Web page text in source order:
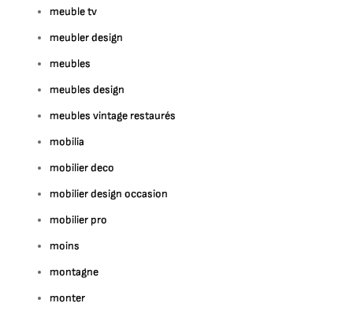
meuble tv
meubler design
meubles
meubles design
meubles vintage restaurés
mobilia
mobilier deco
mobilier design occasion
mobilier pro
moins
montagne
monter